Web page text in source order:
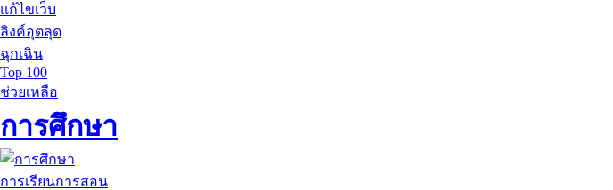
แก้ไขเว็บ
ลิงค์อุตลุด
ฉุกเฉิน
Top 100
ช่วยเหลือ
การศึกษา
การเรียนการสอน